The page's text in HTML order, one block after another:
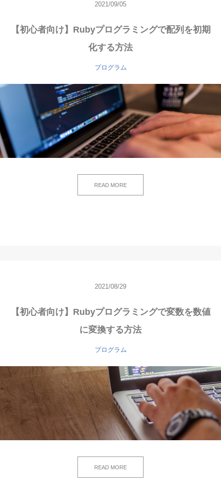
2021/09/05
【初心者向け】Rubyプログラミングで配列を初期
化する方法
プログラム
READ MORE
2021/08/29
【初心者向け】Rubyプログラミングで変数を数値
に変換する方法
プログラム
READ MORE